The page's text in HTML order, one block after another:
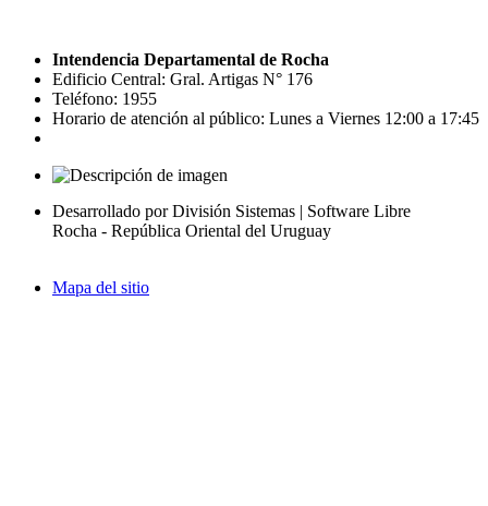
Intendencia Departamental de Rocha
Edificio Central: Gral. Artigas N° 176
Teléfono: 1955
Horario de atención al público: Lunes a Viernes 12:00 a 17:45
Desarrollado por División Sistemas | Software Libre
Rocha - República Oriental del Uruguay
Mapa del sitio